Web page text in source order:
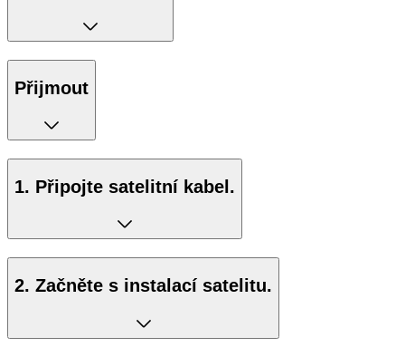
Přijmout
1. Připojte satelitní kabel.
2. Začněte s instalací satelitu.